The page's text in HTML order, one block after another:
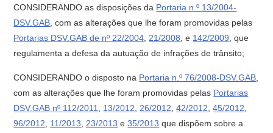
CONSIDERANDO as disposições da Portaria n.º 13/2004-
DSV.GAB , com as alterações que lhe foram promovidas pelas
Portarias DSV.GAB de nº 22/2004 21/2008 , e 142/2009 , que
regulamenta a defesa da autuação de infrações de trânsito;
CONSIDERANDO o disposto na Portaria n.º 76/2008-DSV.GAB
com as alterações que lhe foram promovidas pelas Portarias
DSV.GAB nº 112/2011
13/2012 26/2012 ,42/2012 ,45/2012
96/2012
11/2013 23/2013 e35/2013 que dispõem sobre a